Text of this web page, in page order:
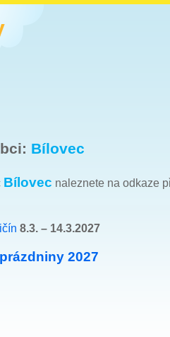
Bílovec
Bílovec naleznete na odkaze
8.3. – 14.3.2027
2027